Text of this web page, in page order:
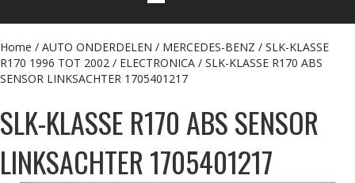
Home / AUTO ONDERDELEN / MERCEDES-BENZ / SLK-KLASSE
R170 1996 TOT 2002 / ELECTRONICA / SLK-KLASSE R170 ABS
SENSOR LINKSACHTER 1705401217
SLK-KLASSE R170 ABS SENSOR
LINKSACHTER 1705401217